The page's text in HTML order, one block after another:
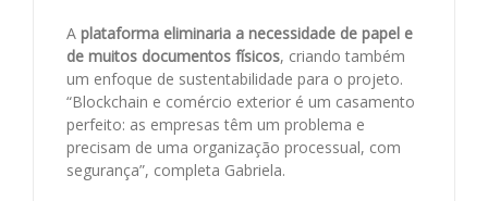
A plataforma eliminaria a necessidade de papel e
de muitos documentos físicos, criando também
um enfoque de sustentabilidade para o projeto.
“Blockchain e comércio exterior é um casamento
perfeito: as empresas têm um problema e
precisam de uma organização processual, com
segurança”, completa Gabriela.